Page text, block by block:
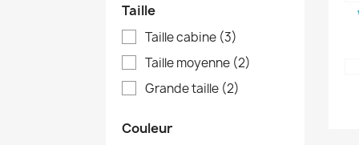
Taille
Taille cabine (3)
Taille moyenne (2)
Grande taille (2)
Couleur